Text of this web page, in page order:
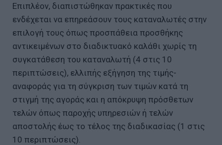
Επιπλέον, διαπιστώθηκαν πρακτικές που
ενδέχεται να επηρεάσουν τους καταναλωτές στην
επιλογή τους όπως προσπάθεια προσθήκης
αντικειμένων στο διαδικτυακό καλάθι χωρίς τη
συγκατάθεση του καταναλωτή (4 στις 10
περιπτώσεις), ελλιπής εξήγηση της τιμής-
αναφοράς για τη σύγκριση των τιμών κατά τη
στιγμή της αγοράς και η απόκρυψη πρόσθετων
τελών όπως παροχής υπηρεσιών ή τελών
αποστολής έως το τέλος της διαδικασίας (1 στις
10 περιπτώσεις).